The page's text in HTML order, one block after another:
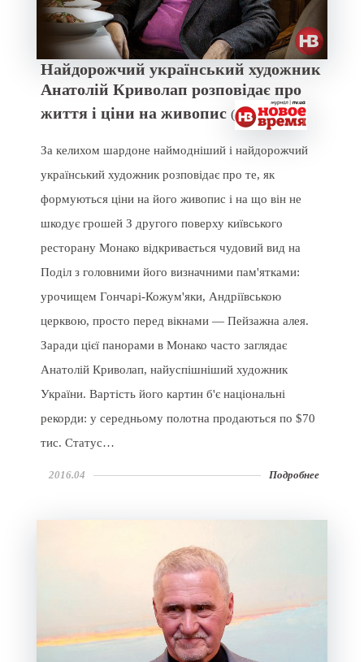
Найдорожчий український художник
Анатолій Криволап розповідає про
життя і ціни на живопис (
За келихом шардоне наймодніший і найдорожчий
український художник розповідає про те, як
формуються ціни на його живопис і на що він не
шкодує грошей З другого поверху київського
ресторану Монако відкривається чудовий вид на
Поділ з головними його визначними пам'ятками:
урочищем Гончарі-Кожум'яки, Андріївською
церквою, просто перед вікнами — Пейзажна алея.
Заради цієї панорами в Монако часто заглядає
Анатолій Криволап, найуспішніший художник
України. Вартість його картин б'є національні
рекорди: у середньому полотна продаються по $70
тис. Статус…
2016.04 Подробнее